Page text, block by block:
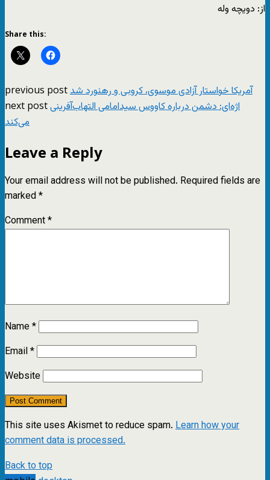
از: دویچه وله
Share this:
previous postآمریکا خواستار آزادی موسوی، کروبی و رهنورد شد
next postاژه‌ای: دشمن درباره کاووس سیدامامی التهاب‌آفرینی
می‌کند
Leave a Reply
Your email address will not be published. Required fields are
marked*
Comment*
Name*
Email*
Website
This site uses Akismet to reduce spam. Learn how your
comment data is processed.
Back to top